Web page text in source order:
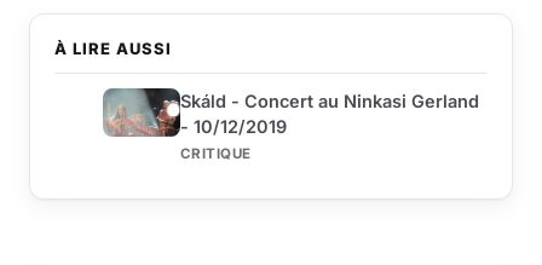
À LIRE AUSSI
Skáld - Concert au Ninkasi Gerland
- 10/12/2019
CRITIQUE